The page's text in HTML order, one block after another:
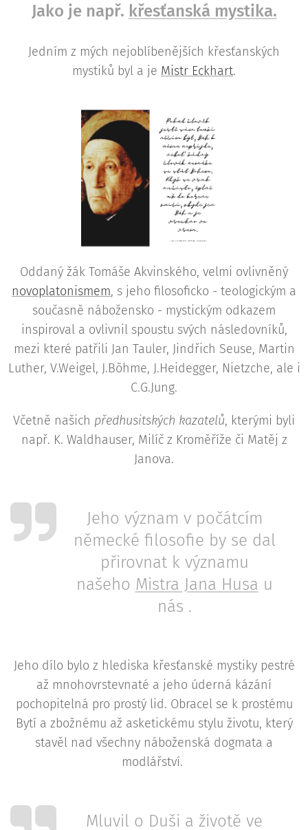
Jako je např. křesťanská mystika.
Jedním z mých nejoblíbenějších křesťanských
mystiků byl a je Mistr Eckhart.
Oddaný žák Tomáše Akvinského, velmi ovlivněný
novoplatonismem, s jeho filosoficko - teologickým a
současně nábožensko - mystickým odkazem
inspiroval a ovlivnil spoustu svých následovníků,
mezi které patřili Jan Tauler, Jindřich Seuse, Martin
Luther, V.Weigel, J.Bõhme, J.Heidegger, Nietzche, ale i
C.G.Jung.
Včetně našich předhusitských kazatelů, kterými byli
např. K. Waldhauser, Milíč z Kroměříže či Matěj z
Janova.
Jeho význam v počátcím
německé filosofie by se dal
přirovnat k významu
našeho Mistra Jana Husa u
nás .
Jeho dílo bylo z hlediska křesťanské mystiky pestré
až mnohovrstevnaté a jeho úderná kázání
pochopitelná pro prostý lid. Obracel se k prostému
Bytí a zbožnému až asketickému stylu životu, který
stavěl nad všechny náboženská dogmata a
modlářství.
Mluvil o Duši a životě ve